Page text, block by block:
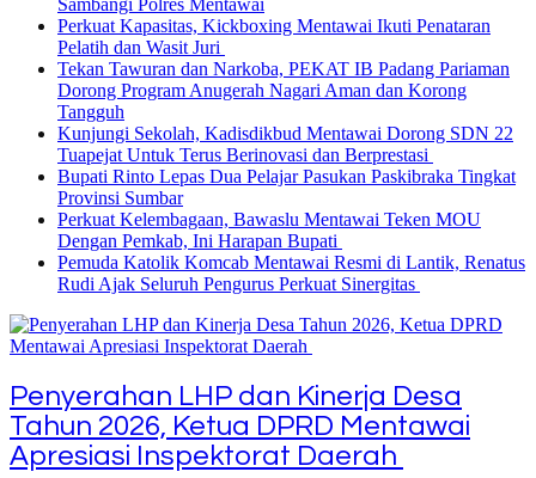
Sambangi Polres Mentawai
Perkuat Kapasitas, Kickboxing Mentawai Ikuti Penataran
Pelatih dan Wasit Juri
Tekan Tawuran dan Narkoba, PEKAT IB Padang Pariaman
Dorong Program Anugerah Nagari Aman dan Korong
Tangguh
Kunjungi Sekolah, Kadisdikbud Mentawai Dorong SDN 22
Tuapejat Untuk Terus Berinovasi dan Berprestasi
Bupati Rinto Lepas Dua Pelajar Pasukan Paskibraka Tingkat
Provinsi Sumbar
Perkuat Kelembagaan, Bawaslu Mentawai Teken MOU
Dengan Pemkab, Ini Harapan Bupati
Pemuda Katolik Komcab Mentawai Resmi di Lantik, Renatus
Rudi Ajak Seluruh Pengurus Perkuat Sinergitas
Penyerahan LHP dan Kinerja Desa
Tahun 2026, Ketua DPRD Mentawai
Apresiasi Inspektorat Daerah